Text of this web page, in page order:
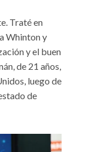
Traté en
Whinton y
y el buen
de 21 años,
luego de
de